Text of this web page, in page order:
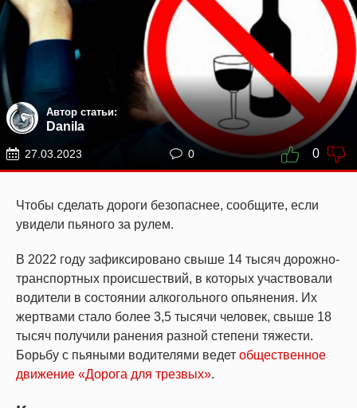
Автор статьи:
Danila
27.03.2023 0 0
Чтобы сделать дороги безопаснее, сообщите, если
увидели пьяного за рулем.
В 2022 году зафиксировано свыше 14 тысяч дорожно-
транспортных происшествий, в которых участвовали
водители в состоянии алкогольного опьянения. Их
жертвами стало более 3,5 тысячи человек, свыше 18
тысяч получили ранения разной степени тяжести.
Борьбу с пьяными водителями ведет общественное
движение «Дорога для трезвых».